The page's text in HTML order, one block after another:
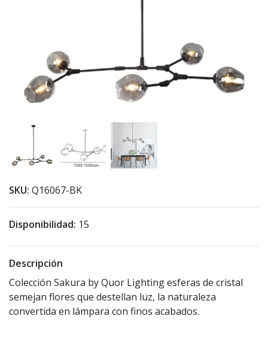
SKU: Q16067-BK
Disponibilidad: 15
Descripción
Colección Sakura by Quor Lighting esferas de cristal
semejan flores que destellan luz, la naturaleza
convertida en lámpara con finos acabados.